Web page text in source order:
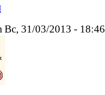
Вс, 31/03/2013 - 18:46